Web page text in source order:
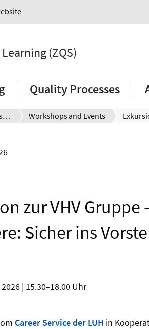
(ZQS)
Quality Processes
Seminars and Workshops Workshops and Events
zur VHV Gruppe
Sicher ins
| 15.30–18.00 Uhr
Career Service der LUH in